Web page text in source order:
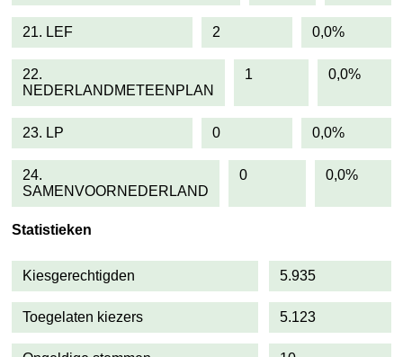
21. LEF 2 0,0%
22.
NEDERLANDMETEENPLAN
1 0,0%
23. LP 0 0,0%
24.
SAMENVOORNEDERLAND
0 0,0%
Statistieken
Kiesgerechtigden 5.935
Toegelaten kiezers 5.123